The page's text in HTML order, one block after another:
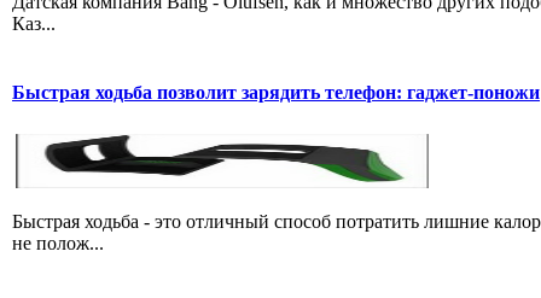
Каз...
Быстрая ходьба позволит зарядить телефон: гаджет-поножи
Быстрая ходьба - это отличный способ потратить лишние
не полож...